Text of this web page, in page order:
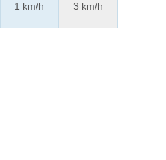
1 km/h
3 km/h